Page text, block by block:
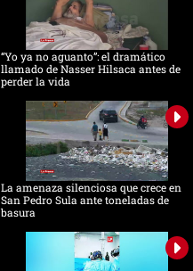
“Yo ya no aguanto”: el dramático
llamado de Nasser Hilsaca antes de
perder la vida
La amenaza silenciosa que crece en
San Pedro Sula ante toneladas de
basura